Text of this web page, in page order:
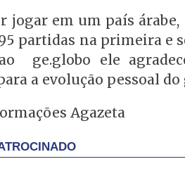
jogar em um país
partidas na primeira e
ge.globo ele
a evolução pessoal do
Agazeta